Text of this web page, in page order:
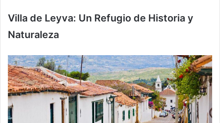
Villa de Leyva: Un Refugio de Historia y
Naturaleza